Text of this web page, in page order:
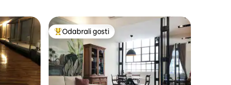
Među najviše rangiranima s oznakom „Odabrali gosti”
Odabrali gosti